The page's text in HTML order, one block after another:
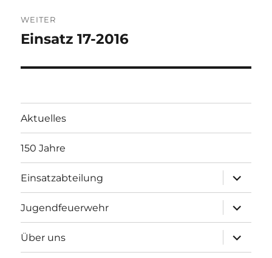
WEITER
Nächster
Einsatz 17-2016
Aktuelles
150 Jahre
Einsatzabteilung
öffnen
Jugendfeuerwehr
öffnen
Über uns
öffnen